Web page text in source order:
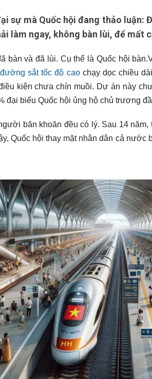
sự mà Quốc hội đang thảo luận:
làm ngay, không bàn lùi, để mất
bàn và đã lùi. Cụ thể là Quốc hội
đường sắt tốc độ caochạy dọc chiều
kiện chưa chín muồi. Dự án này
đại biểu Quốc hội ủng hộ chủ trương
băn khoăn đều có lý. Sau 14
Quốc hội thay mặt nhân dân cả nước